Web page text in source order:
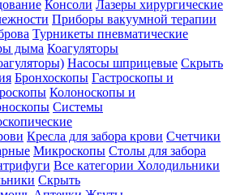
Консоли Лазеры хирургические
Приборы вакуумной терапии
Турникеты пневматические
дыма Коагуляторы
Насосы шприцевые Скрыть
Бронхоскопы Гастроскопы и
Колоноскопы и
Системы
Кресла для забора крови Счетчики
Микроскопы Столы для забора
Все категории Холодильники
Скрыть